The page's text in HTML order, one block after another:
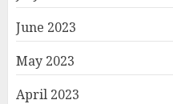
June 2023
May 2023
April 2023